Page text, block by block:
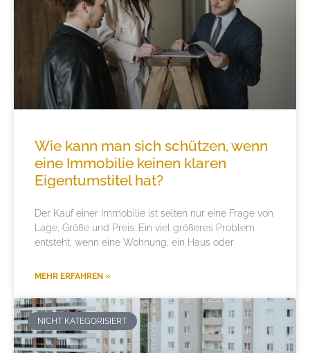
Wie kann man sich schützen, wenn
eine Immobilie keinen klaren
Eigentumstitel hat?
Der Kauf einer Immobilie ist selten nur eine Frage von
Lage, Größe und Preis. Ein viel größeres Problem
entsteht, wenn eine Wohnung, ein Haus oder
MEHR ERFAHREN »
NICHT KATEGORISIERT